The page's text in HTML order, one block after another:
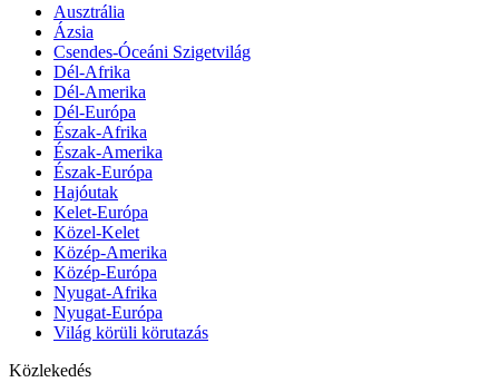
Ausztrália
Ázsia
Csendes-Óceáni Szigetvilág
Dél-Afrika
Dél-Amerika
Dél-Európa
Észak-Afrika
Észak-Amerika
Észak-Európa
Hajóutak
Kelet-Európa
Közel-Kelet
Közép-Amerika
Közép-Európa
Nyugat-Afrika
Nyugat-Európa
Világ körüli körutazás
Közlekedés